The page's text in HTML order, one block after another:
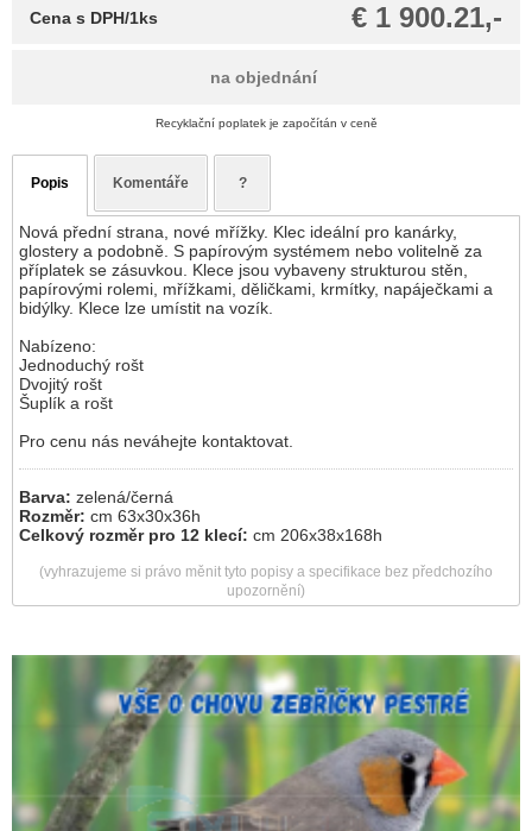
€ 1 900.21,-
Cena s DPH/1ks
na objednání
Recyklační poplatek je započítán v ceně
Popis Komentáře ?
Nová přední strana, nové mřížky. Klec ideální pro kanárky,
glostery a podobně. S papírovým systémem nebo volitelně za
příplatek se zásuvkou. Klece jsou vybaveny strukturou stěn,
papírovými rolemi, mřížkami, děličkami, krmítky, napáječkami a
bidýlky. Klece lze umístit na vozík.
Nabízeno:
Jednoduchý rošt
Dvojitý rošt
Šuplík a rošt
Pro cenu nás neváhejte kontaktovat.
Barva: zelená/černá
Rozměr: cm 63x30x36h
Celkový rozměr pro 12 klecí: cm 206x38x168h
(vyhrazujeme si právo měnit tyto popisy a specifikace bez předchozího
upozornění)